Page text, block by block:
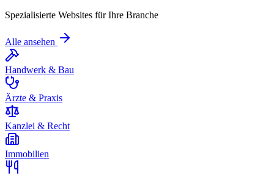
Spezialisierte Websites für Ihre Branche
Alle ansehen
Handwerk & Bau
Ärzte & Praxis
Kanzlei & Recht
Immobilien